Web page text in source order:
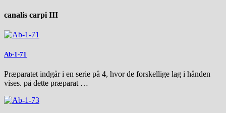
canalis carpi III
Ab-1-71
Præparatet indgår i en serie på 4, hvor de forskellige lag i hånden
vises. på dette præparat …